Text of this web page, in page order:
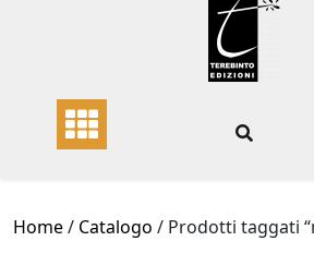
Home/ Catalogo / Prodotti taggati